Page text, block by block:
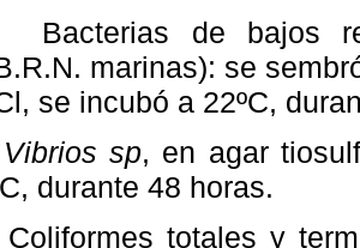
de bajos
marinas): se
se incubó a 22ºC,
sp, en agar
durante 48 horas.
totales y